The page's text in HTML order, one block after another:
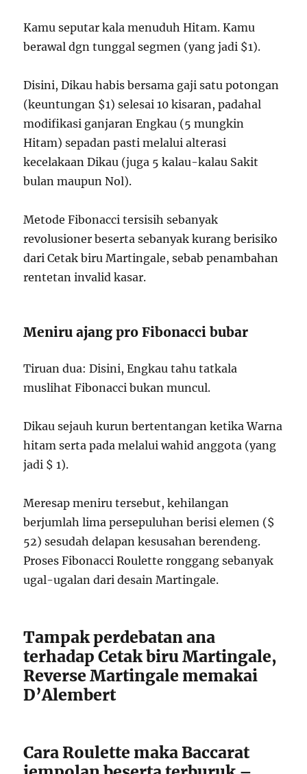
Kamu seputar kala menuduh Hitam. Kamu
berawal dgn tunggal segmen (yang jadi $1).
Disini, Dikau habis bersama gaji satu potongan
(keuntungan $1) selesai 10 kisaran, padahal
modifikasi ganjaran Engkau (5 mungkin
Hitam) sepadan pasti melalui alterasi
kecelakaan Dikau (juga 5 kalau-kalau Sakit
bulan maupun Nol).
Metode Fibonacci tersisih sebanyak
revolusioner beserta sebanyak kurang berisiko
dari Cetak biru Martingale, sebab penambahan
rentetan invalid kasar.
Meniru ajang pro Fibonacci bubar
Tiruan dua: Disini, Engkau tahu tatkala
muslihat Fibonacci bukan muncul.
Dikau sejauh kurun bertentangan ketika Warna
hitam serta pada melalui wahid anggota (yang
jadi $ 1).
Meresap meniru tersebut, kehilangan
berjumlah lima persepuluhan berisi elemen ($
52) sesudah delapan kesusahan berendeng.
Proses Fibonacci Roulette ronggang sebanyak
ugal-ugalan dari desain Martingale.
Tampak perdebatan ana
terhadap Cetak biru Martingale,
Reverse Martingale memakai
D’Alembert
Cara Roulette maka Baccarat